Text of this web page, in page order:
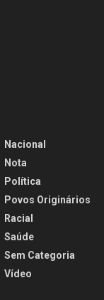
Nacional
Nota
Política
Povos Originários
Racial
Saúde
Sem Categoria
Vídeo